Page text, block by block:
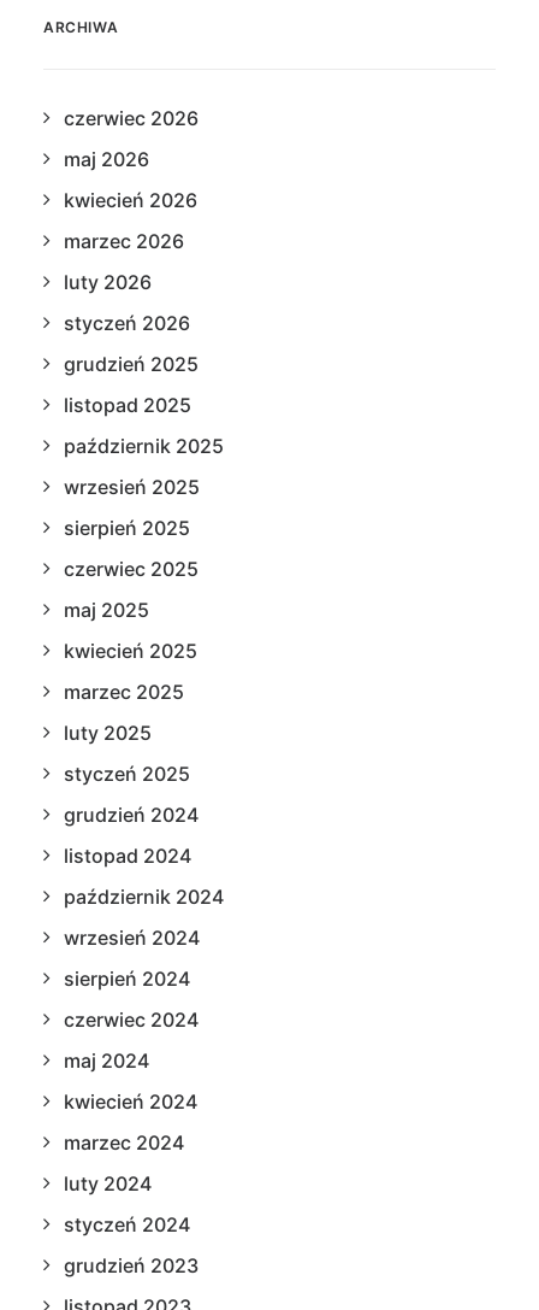
ARCHIWA
czerwiec 2026
maj 2026
kwiecień 2026
marzec 2026
luty 2026
styczeń 2026
grudzień 2025
listopad 2025
październik 2025
wrzesień 2025
sierpień 2025
czerwiec 2025
maj 2025
kwiecień 2025
marzec 2025
luty 2025
styczeń 2025
grudzień 2024
listopad 2024
październik 2024
wrzesień 2024
sierpień 2024
czerwiec 2024
maj 2024
kwiecień 2024
marzec 2024
luty 2024
styczeń 2024
grudzień 2023